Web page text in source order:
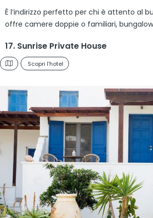
È l’indirizzo perfetto per chi è attento al
offre camere doppie o familiari,
17. Sunrise Private House
Scopri l'hotel